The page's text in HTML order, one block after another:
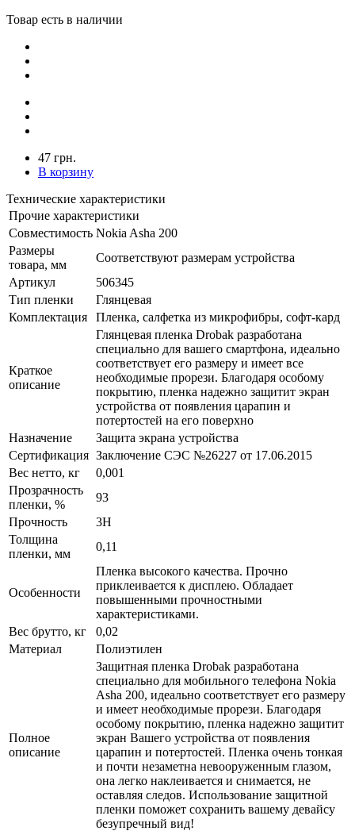
Товар есть в наличии
47 грн.
В корзину
Технические характеристики
Прочие характеристики
Совместимость Nokia Asha 200
Размеры
товара, мм
Соответствуют размерам устройства
Артикул
506345
Тип пленки
Глянцевая
Комплектация
Пленка, салфетка из микрофибры, софт-кард
Краткое
описание
Глянцевая пленка Drobak разработана
специально для вашего смартфона, идеально
соответствует его размеру и имеет все
необходимые прорези. Благодаря особому
покрытию, пленка надежно защитит экран
устройства от появления царапин и
потертостей на его поверхно
Назначение
Защита экрана устройства
Сертификация Заключение СЭС №26227 от 17.06.2015
Вес нетто, кг
0,001
Прозрачность
пленки, %
93
Прочность
3H
Толщина
пленки, мм
0,11
Особенности
Пленка высокого качества. Прочно
приклеивается к дисплею. Обладает
повышенными прочностными
характеристиками.
Вес брутто, кг
0,02
Материал
Полиэтилен
Полное
описание
Защитная пленка Drobak разработана
специально для мобильного телефона Nokia
Asha 200, идеально соответствует его размеру
и имеет необходимые прорези. Благодаря
особому покрытию, пленка надежно защитит
экран Вашего устройства от появления
царапин и потертостей. Пленка очень тонкая
и почти незаметна невооруженным глазом,
она легко наклеивается и снимается, не
оставляя следов. Использование защитной
пленки поможет сохранить вашему девайсу
безупречный вид!